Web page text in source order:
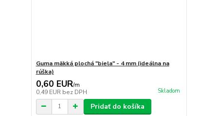
Guma mäkká plochá "biela" - 4 mm (ideálna na
rúška)
0,60 EUR/m
0,49 EUR bez DPH Skladom
Pridať do košíka